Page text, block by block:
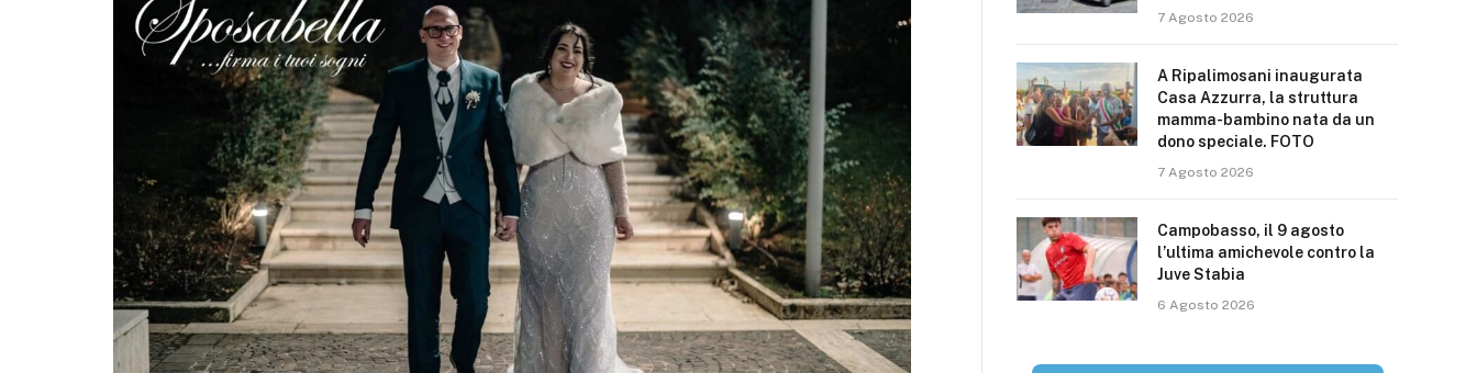
7 Agosto 2026
A Ripalimosani inaugurata
Casa Azzurra, la struttura
mamma-bambino nata da un
dono speciale. FOTO
7 Agosto 2026
Campobasso, il 9 agosto
l’ultima amichevole contro la
Juve Stabia
6 Agosto 2026